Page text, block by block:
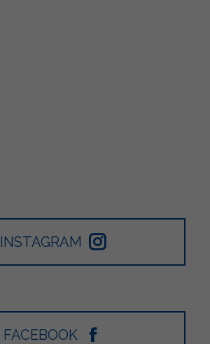
INSTAGRAM
FACEBOOK